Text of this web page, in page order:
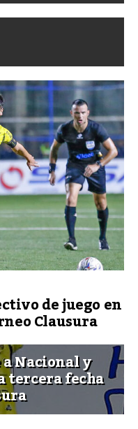
de juego en
Clausura
Nacional y
fecha